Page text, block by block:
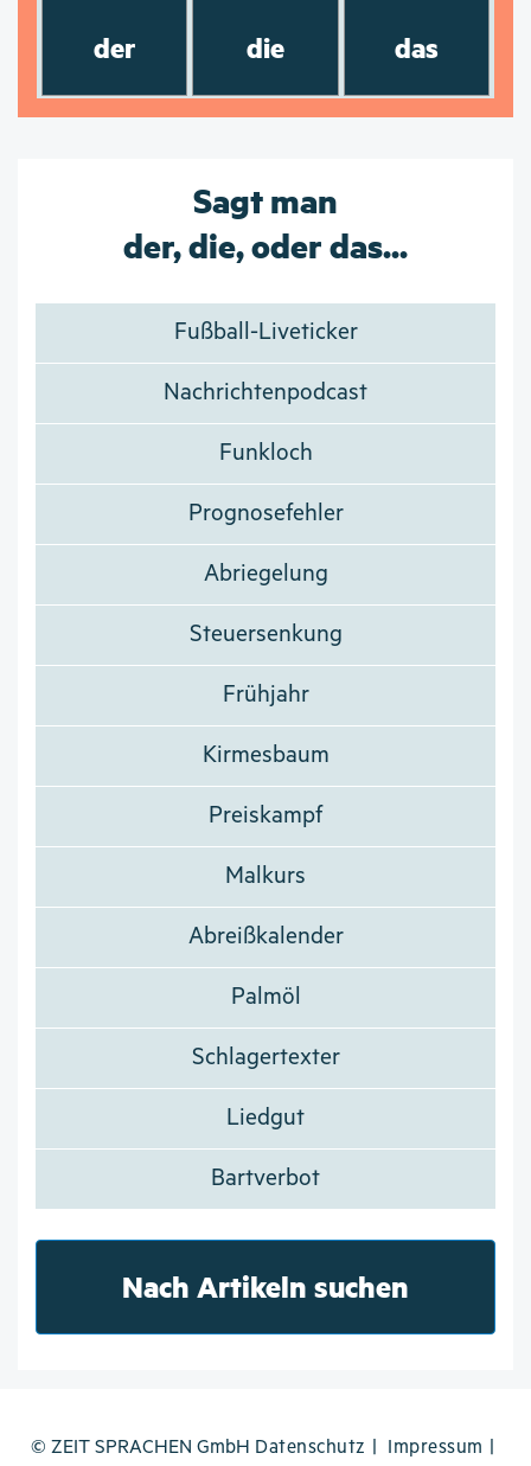
der die das
Sagt man
der, die, oder das...
Fußball-Liveticker
Nachrichtenpodcast
Funkloch
Prognosefehler
Abriegelung
Steuersenkung
Frühjahr
Kirmesbaum
Preiskampf
Malkurs
Abreißkalender
Palmöl
Schlagertexter
Liedgut
Bartverbot
Nach Artikeln suchen
© ZEIT SPRACHEN GmbH Datenschutz Impressum